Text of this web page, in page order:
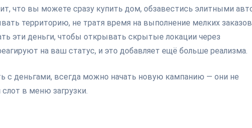
что вы можете сразу купить дом, обзавестись элитными
территорию, не тратя время на выполнение мелких
эти деньги, чтобы открывать скрытые локации через
на ваш статус, и это добавляет ещё больше реализма.
с деньгами, всегда можно начать новую кампанию — они не
в меню загрузки.